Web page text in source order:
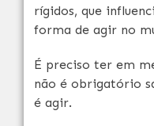
rígidos, que
forma de agir no
É preciso ter em
não é obrigatório
é agir.